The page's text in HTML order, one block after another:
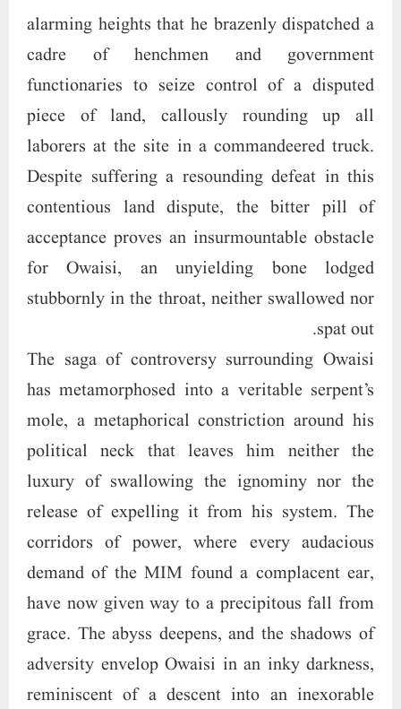
alarming heights that he brazenly dispatched a
cadre of henchmen and government
functionaries to seize control of a disputed
piece of land, callously rounding up all
laborers at the site in a commandeered truck.
Despite suffering a resounding defeat in this
contentious land dispute, the bitter pill of
acceptance proves an insurmountable obstacle
for Owaisi, an unyielding bone lodged
stubbornly in the throat, neither swallowed nor
spat out.
The saga of controversy surrounding Owaisi
has metamorphosed into a veritable serpent’s
mole, a metaphorical constriction around his
political neck that leaves him neither the
luxury of swallowing the ignominy nor the
release of expelling it from his system. The
corridors of power, where every audacious
demand of the MIM found a complacent ear,
have now given way to a precipitous fall from
grace. The abyss deepens, and the shadows of
adversity envelop Owaisi in an inky darkness,
reminiscent of a descent into an inexorable